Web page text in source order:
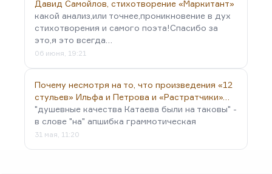
Давид Самойлов, стихотворение «Маркитант»
какой анализ,или точнее,проникновение в дух
стихотворения и самого поэта!Спасибо за
это,я это всегда…
06 июня, 19:21
Почему несмотря на то, что произведения «12
стульев» Ильфа и Петрова и «Растратчики»…
"душевные качества Катаева были на таковы" -
в слове "на" апшибка граммотическая
31 мая, 11:20